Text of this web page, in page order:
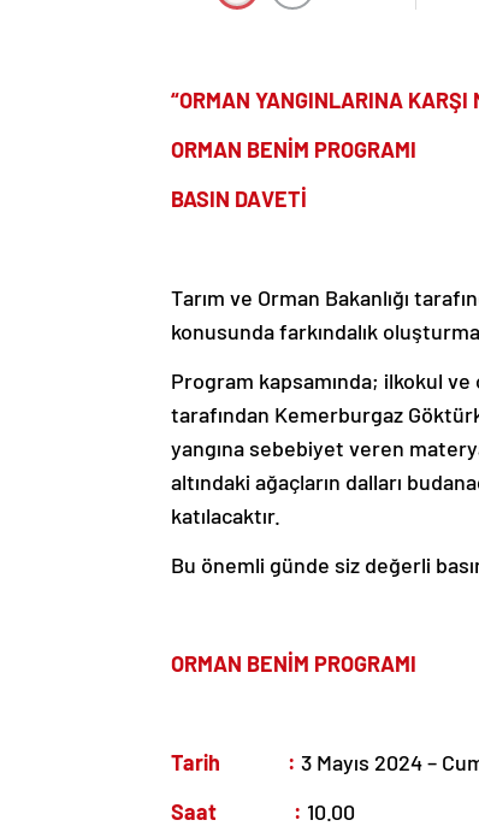
“ORMAN YANGINLARINA KARŞI
ORMAN BENİM PROGRAMI
BASIN DAVETİ
Tarım ve Orman Bakanlığı
konusunda farkındalık
Program kapsamında; ilkokul
tarafından Kemerburgaz
yangına sebebiyet veren
altındaki ağaçların dalları
katılacaktır.
Bu önemli günde siz değerli
ORMAN BENİM PROGRAMI
Tarih : 3 Mayıs 2024 –
Saat : 10.00